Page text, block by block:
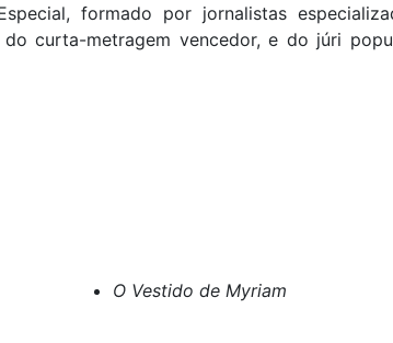
formado por jornalistas
curta-metragem vencedor, e do júri
O Vestido de Myriam